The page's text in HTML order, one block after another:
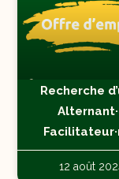
Recherche
12 août